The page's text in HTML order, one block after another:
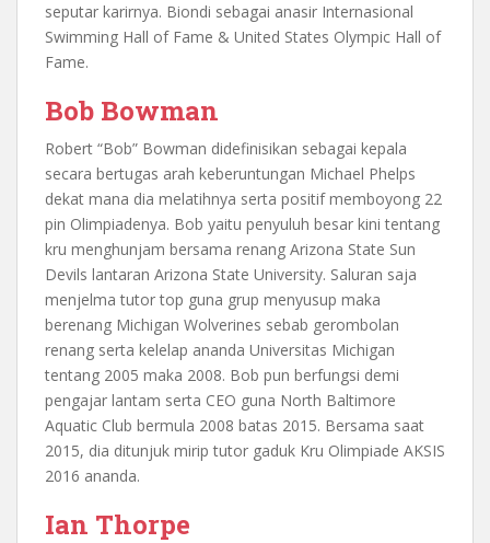
seputar karirnya. Biondi sebagai anasir Internasional
Swimming Hall of Fame & United States Olympic Hall of
Fame.
Bob Bowman
Robert “Bob” Bowman didefinisikan sebagai kepala
secara bertugas arah keberuntungan Michael Phelps
dekat mana dia melatihnya serta positif memboyong 22
pin Olimpiadenya. Bob yaitu penyuluh besar kini tentang
kru menghunjam bersama renang Arizona State Sun
Devils lantaran Arizona State University. Saluran saja
menjelma tutor top guna grup menyusup maka
berenang Michigan Wolverines sebab gerombolan
renang serta kelelap ananda Universitas Michigan
tentang 2005 maka 2008. Bob pun berfungsi demi
pengajar lantam serta CEO guna North Baltimore
Aquatic Club bermula 2008 batas 2015. Bersama saat
2015, dia ditunjuk mirip tutor gaduk Kru Olimpiade AKSIS
2016 ananda.
Ian Thorpe